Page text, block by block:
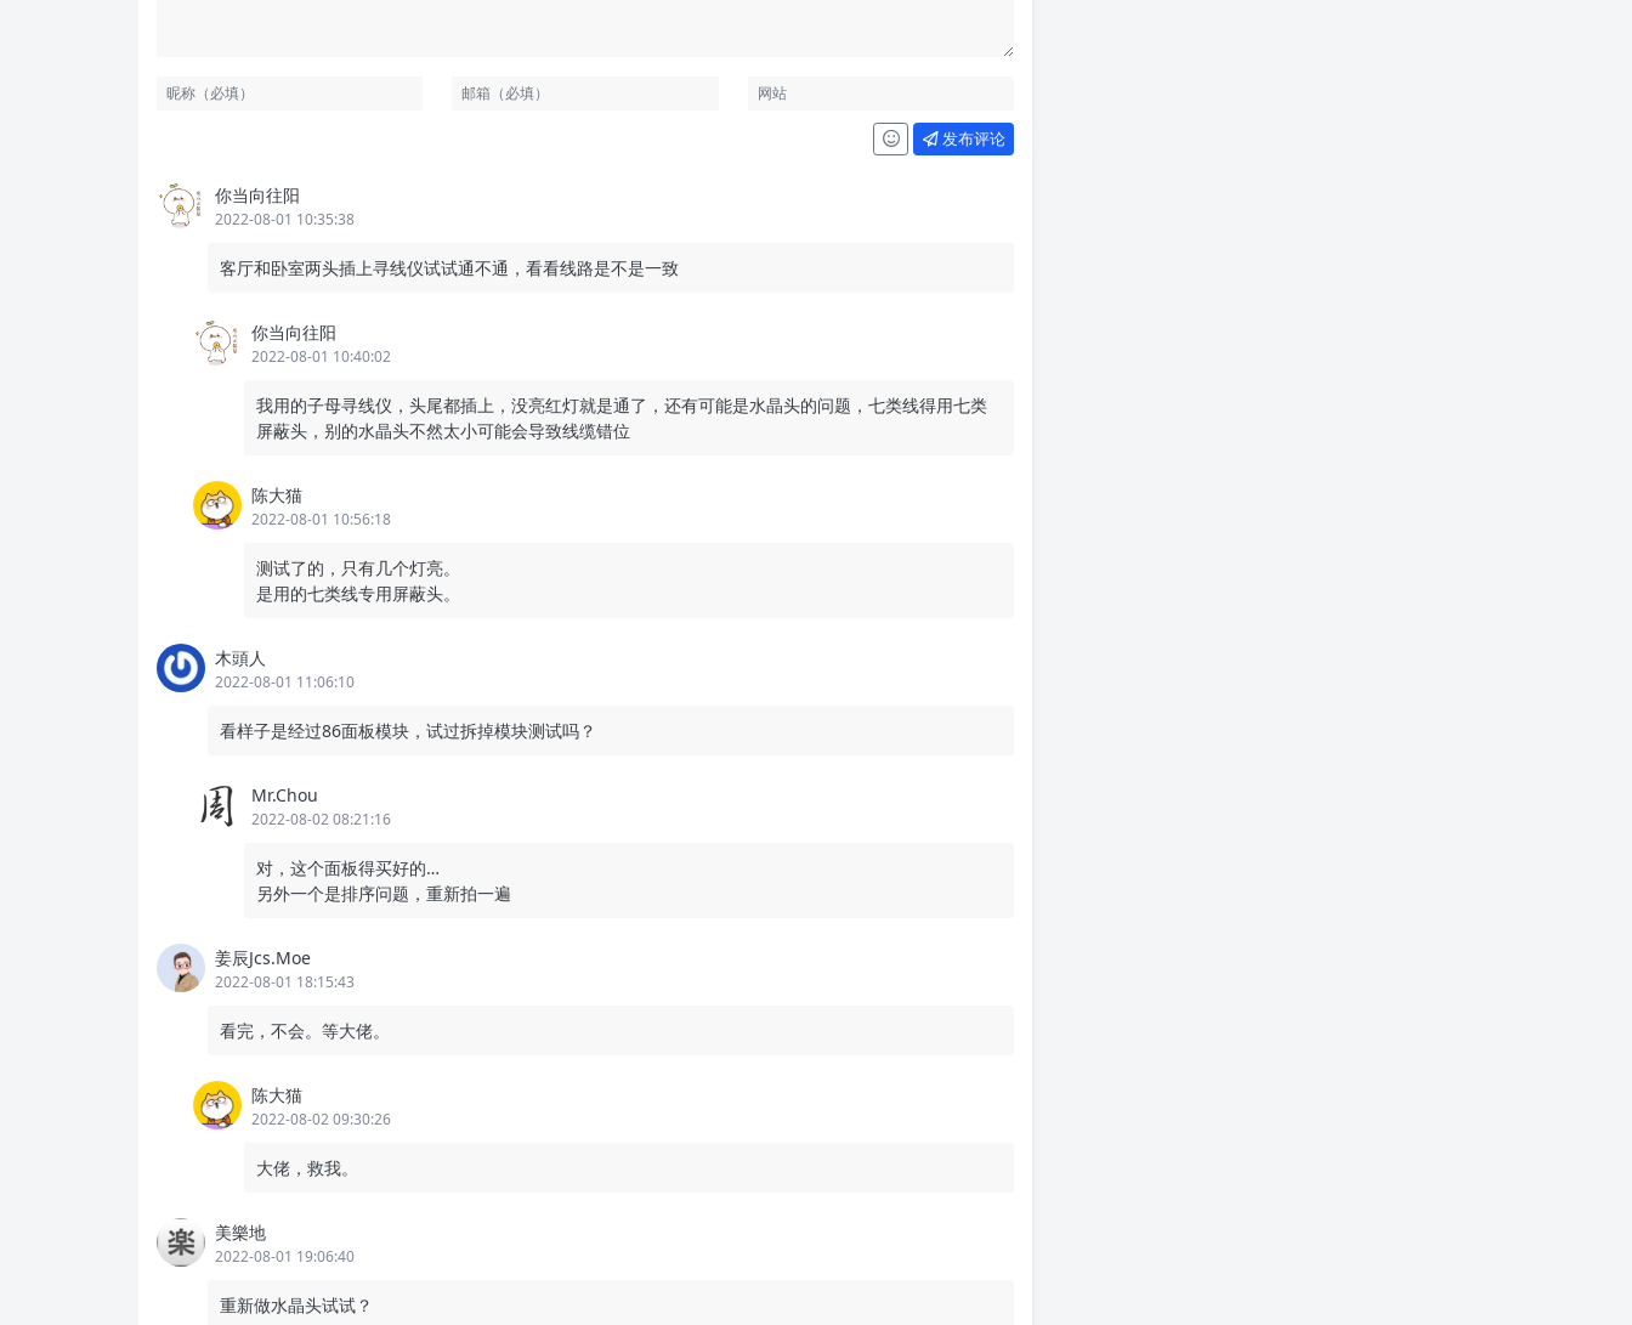
发布评论
你当向往阳
2022-08-01 10:35:38
客厅和卧室两头插上寻线仪试试通不通，看看线路是不是一致
你当向往阳
2022-08-01 10:40:02
我用的子母寻线仪，头尾都插上，没亮红灯就是通了，还有可能是水晶头的问题，七类线得用七类
屏蔽头，别的水晶头不然太小可能会导致线缆错位
陈大猫
2022-08-01 10:56:18
测试了的，只有几个灯亮。
是用的七类线专用屏蔽头。
木頭人
2022-08-01 11:06:10
看样子是经过86面板模块，试过拆掉模块测试吗？
Mr.Chou
2022-08-02 08:21:16
对，这个面板得买好的…
另外一个是排序问题，重新拍一遍
姜辰Jcs.Moe
2022-08-01 18:15:43
看完，不会。等大佬。
陈大猫
2022-08-02 09:30:26
大佬，救我。
美樂地
2022-08-01 19:06:40
重新做水晶头试试？